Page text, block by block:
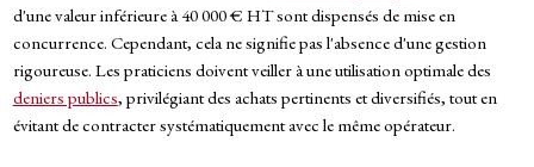
d'une valeur inférieure à 40 000 € HT sont dispensés de mise en
concurrence. Cependant, cela ne signifie pas l'absence d'une gestion
rigoureuse. Les praticiens doivent veiller à une utilisation optimale des
deniers publics, privilégiant des achats pertinents et diversifiés, tout en
évitant de contracter systématiquement avec le même opérateur.